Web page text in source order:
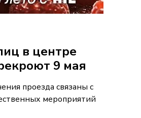
в центре
9 мая
проезда связаны с
мероприятий